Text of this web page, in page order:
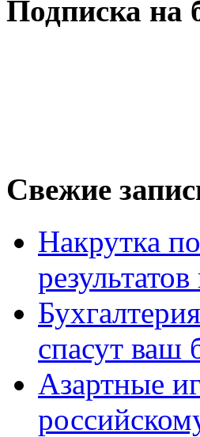
Подписка на
Свежие
Накрутка
спасут ваш
Азартные